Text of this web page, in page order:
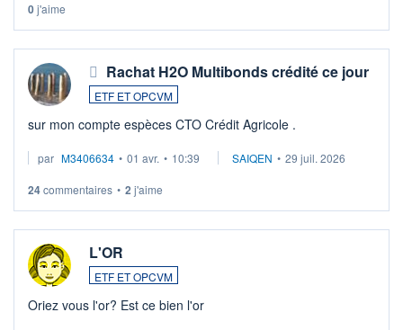
0j'aime
Rachat H2O Multibonds crédité ce jour
ETF ET OPCVM
sur mon compte espèces CTO Crédit Agricole .
par M3406634 • 01 avr. • 10:39 SAIQEN • 29 juil. 2026
24commentaires • 2 j'aime
L'OR
ETF ET OPCVM
Oriez vous l'or? Est ce bien l'or